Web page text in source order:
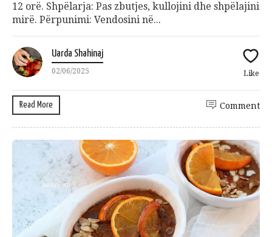
12 orë. Shpëlarja: Pas zbutjes, kullojini dhe shpëlajini
mirë. Përpunimi: Vendosini në...
Uarda Shahinaj
02/06/2025 Like
Read More Comment